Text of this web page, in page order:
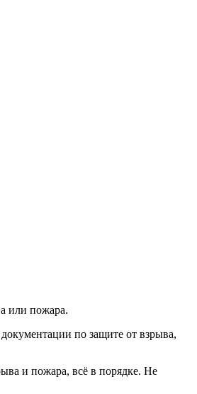
или пожара.
по защите от взрыва,
и пожара, всё в порядке. Не